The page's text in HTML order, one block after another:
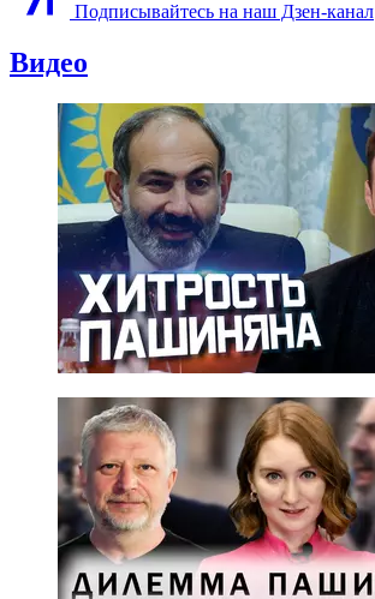
Подписывайтесь на наш Дзен-канал
Видео